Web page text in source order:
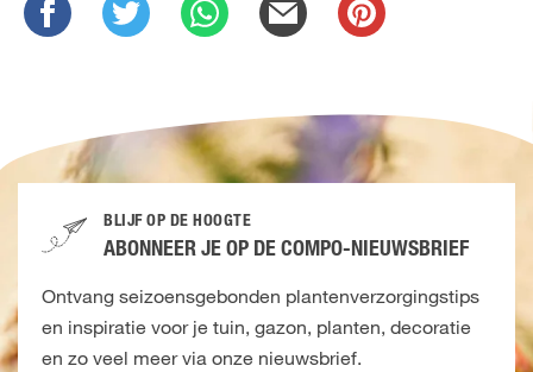
BLIJF OP DE HOOGTE
ABONNEER JE OP DE COMPO-NIEUWSBRIEF
Ontvang seizoensgebonden plantenverzorgingstips
en inspiratie voor je tuin, gazon, planten, decoratie
en zo veel meer via onze nieuwsbrief.